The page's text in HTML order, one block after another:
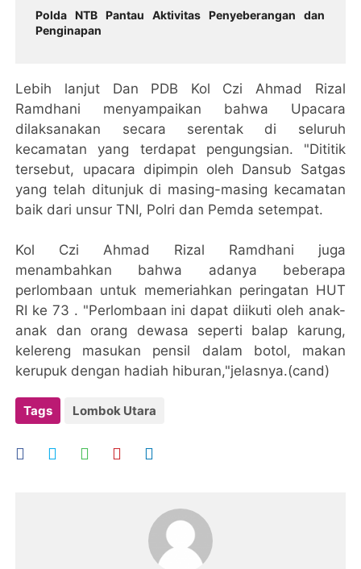
Polda NTB Pantau Aktivitas Penyeberangan dan
Penginapan
Lebih lanjut Dan PDB Kol Czi Ahmad Rizal
Ramdhani menyampaikan bahwa Upacara
dilaksanakan secara serentak di seluruh
kecamatan yang terdapat pengungsian. "Dititik
tersebut, upacara dipimpin oleh Dansub Satgas
yang telah ditunjuk di masing-masing kecamatan
baik dari unsur TNI, Polri dan Pemda setempat.
Kol Czi Ahmad Rizal Ramdhani juga
menambahkan bahwa adanya beberapa
perlombaan untuk memeriahkan peringatan HUT
RI ke 73 . "Perlombaan ini dapat diikuti oleh anak-
anak dan orang dewasa seperti balap karung,
kelereng masukan pensil dalam botol, makan
kerupuk dengan hadiah hiburan,"jelasnya.(cand)
Tags Lombok Utara